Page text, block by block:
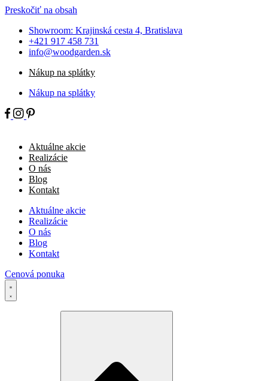
Preskočiť na obsah
Showroom: Krajinská cesta 4, Bratislava
+421 917 458 731
info@woodgarden.sk
Nákup na splátky
Nákup na splátky
Aktuálne akcie
Realizácie
O nás
Blog
Kontakt
Aktuálne akcie
Realizácie
O nás
Blog
Kontakt
Cenová ponuka